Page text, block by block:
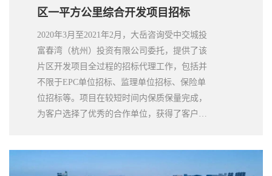
区一平方公里综合开发项目招标
2020年3月至2021年2月，大岳咨询受中交城投
富春湾（杭州）投资有限公司委托，提供了该
片区开发项目全过程的招标代理工作，包括并
不限于EPC单位招标、监理单位招标、保险单
位招标等。项目在较短时间内保质保量完成，
为客户选择了优秀的合作单位，获得了客户的